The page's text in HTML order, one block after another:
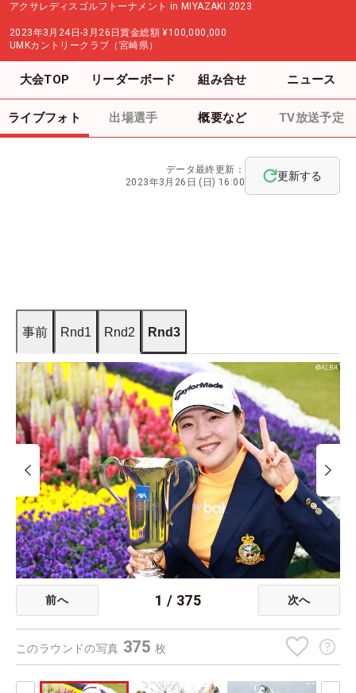
アクサレディスゴルフトーナメント in MIYAZAKI 2023
2023年3月24日-3月26日賞金総額 ¥100,000,000
UMKカントリークラブ（宮崎県）
大会TOP リーダーボード 組み合せ ニュース
ライブフォト 出場選手 概要など TV放送予定
データ最終更新：
2023年3月26日 (日) 16:00
更新する
事前 Rnd1 Rnd2 Rnd3
前へ 1 / 375 次へ
このラウンドの写真 375 枚